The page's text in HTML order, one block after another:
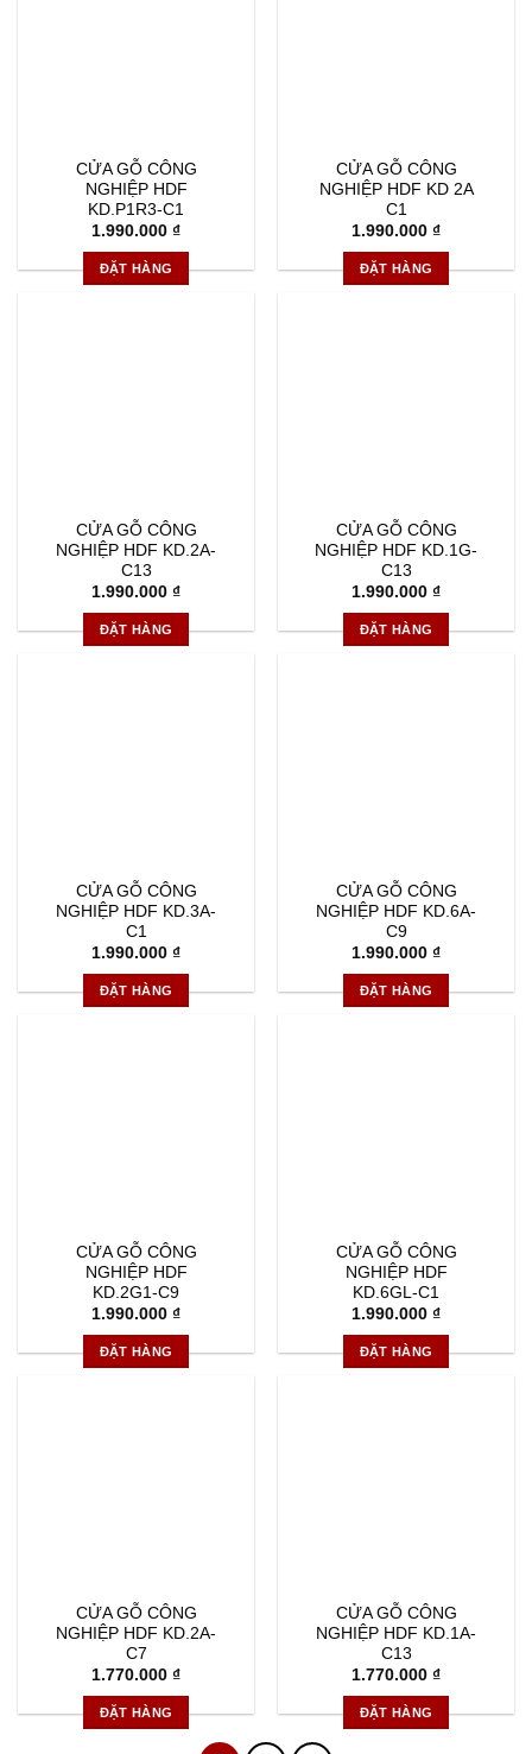
CỬA GỖ CÔNG
NGHIỆP HDF
KD.P1R3-C1
1.990.000 ₫
ĐẶT HÀNG
CỬA GỖ CÔNG
NGHIỆP HDF KD 2A
C1
1.990.000 ₫
ĐẶT HÀNG
CỬA GỖ CÔNG
NGHIỆP HDF KD.2A-
C13
1.990.000 ₫
ĐẶT HÀNG
CỬA GỖ CÔNG
NGHIỆP HDF KD.1G-
C13
1.990.000 ₫
ĐẶT HÀNG
CỬA GỖ CÔNG
NGHIỆP HDF KD.3A-
C1
1.990.000 ₫
ĐẶT HÀNG
CỬA GỖ CÔNG
NGHIỆP HDF KD.6A-
C9
1.990.000 ₫
ĐẶT HÀNG
CỬA GỖ CÔNG
NGHIỆP HDF
KD.2G1-C9
1.990.000 ₫
ĐẶT HÀNG
CỬA GỖ CÔNG
NGHIỆP HDF
KD.6GL-C1
1.990.000 ₫
ĐẶT HÀNG
CỬA GỖ CÔNG
NGHIỆP HDF KD.2A-
C7
1.770.000 ₫
ĐẶT HÀNG
CỬA GỖ CÔNG
NGHIỆP HDF KD.1A-
C13
1.770.000 ₫
ĐẶT HÀNG